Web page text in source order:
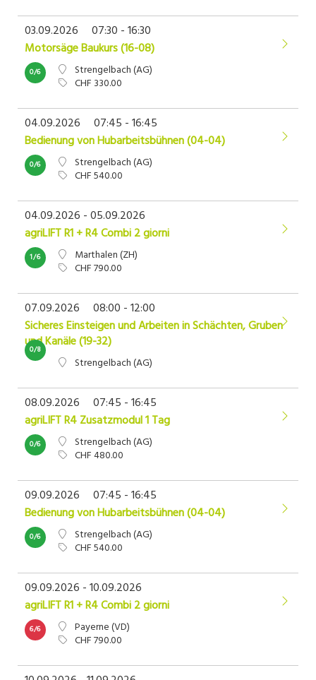
03.09.2026
07:30 - 16:30
Motorsäge Baukurs (16-08)
Strengelbach (AG)
CHF 330.00
0/6
04.09.2026
07:45 - 16:45
Bedienung von Hubarbeitsbühnen (04-04)
Strengelbach (AG)
CHF 540.00
0/6
04.09.2026 - 05.09.2026
agriLIFT R1 + R4 Combi 2 giorni
Marthalen (ZH)
CHF 790.00
1/6
07.09.2026
08:00 - 12:00
Sicheres Einsteigen und Arbeiten in Schächten, Gruben
und Kanäle (19-32)
Strengelbach (AG)
0/8
08.09.2026
07:45 - 16:45
agriLIFT R4 Zusatzmodul 1 Tag
Strengelbach (AG)
CHF 480.00
0/6
09.09.2026
07:45 - 16:45
Bedienung von Hubarbeitsbühnen (04-04)
Strengelbach (AG)
CHF 540.00
0/6
09.09.2026 - 10.09.2026
agriLIFT R1 + R4 Combi 2 giorni
Payerne (VD)
CHF 790.00
6/6